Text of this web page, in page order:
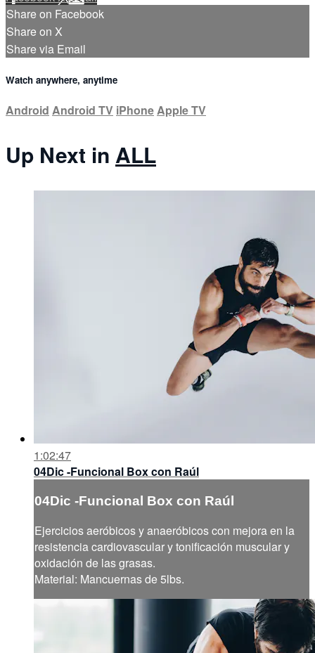
Share on Facebook
Share on X
Share via Email
Watch anywhere, anytime
Android Android TV iPhoneApple TV
Up Next in ALL
1:02:47
04Dic -Funcional Box con Raúl
04Dic -Funcional Box con Raúl
Ejercicios aeróbicos y anaeróbicos con mejora en la
resistencia cardiovascular y tonificación muscular y
oxidación de las grasas.
Material: Mancuernas de 5lbs.